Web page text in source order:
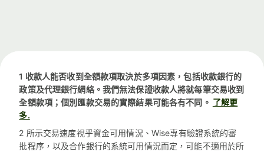
1 收款人能否收到全額款項取決於多項因素，包括收款銀行的
政策及代理銀行網絡。我們無法保證收款人將就每筆交易收到
全額款項；個別匯款交易的實際結果可能各有不同。 了解更
多.
2 所示交易速度視乎資金可用情況、Wise專有驗證系統的審
批程序，以及合作銀行的系統可用情況而定，可能不適用於所